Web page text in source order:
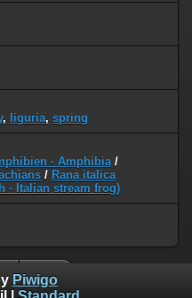
, liguria, spring
· Amphibia /
/ Rana italica
· Italian stream frog)
Piwigo